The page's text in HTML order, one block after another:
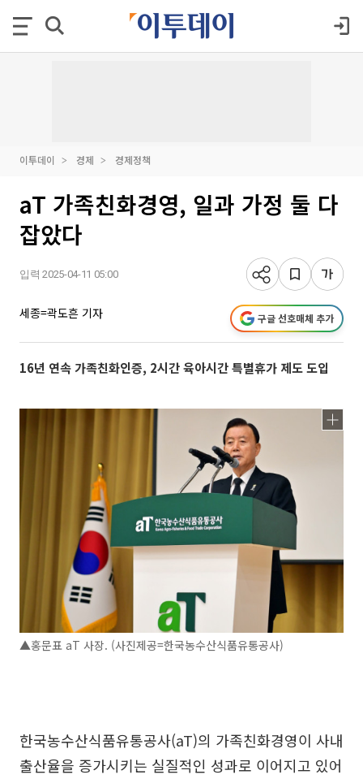
이투데이 경제 경제정책
aT 가족친화경영, 일과 가정 둘 다
잡았다
입력 2025-04-11 05:00
세종=곽도흔 기자 구글 선호매체 추가
16년 연속 가족친화인증, 2시간 육아시간 특별휴가 제도 도입
▲홍문표 aT 사장. (사진제공=한국농수산식품유통공사)
한국농수산식품유통공사(aT)의 가족친화경영이 사내
출산율을 증가시키는 실질적인 성과로 이어지고 있어